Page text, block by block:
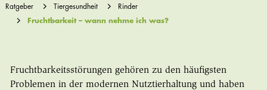
Ratgeber Tiergesundheit
Rinder
Fruchtbarkeit – wann nehme ich was?
Fruchtbarkeitsstörungen gehören zu den häufigsten
Problemen in der modernen Nutztierhaltung und haben